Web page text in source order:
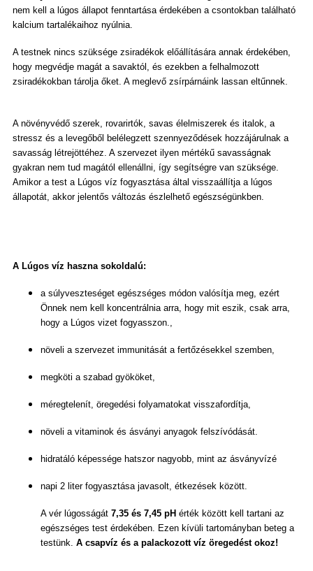
nem kell a lúgos állapot fenntartása érdekében a csontokban található
kalcium tartalékaihoz nyúlnia.
A testnek nincs szüksége zsiradékok előállítására annak érdekében,
hogy megvédje magát a savaktól, és ezekben a felhalmozott
zsiradékokban tárolja őket. A meglevő zsírpárnáink lassan eltűnnek.
A növényvédő szerek, rovarirtók, savas élelmiszerek és italok, a
stressz és a levegőből belélegzett szennyeződések hozzájárulnak a
savasság létrejöttéhez. A szervezet ilyen mértékű savasságnak
gyakran nem tud magától ellenállni, így segítségre van szüksége.
Amikor a test a Lúgos víz fogyasztása által visszaállítja a lúgos
állapotát, akkor jelentős változás észlelhető egészségünkben.
A Lúgos víz haszna sokoldalú:
a súlyveszteséget egészséges módon valósítja meg, ezért
Önnek nem kell koncentrálnia arra, hogy mit eszik, csak arra,
hogy a Lúgos vizet fogyasszon.,
növeli a szervezet immunitását a fertőzésekkel szemben,
megköti a szabad gyököket,
méregtelenít, öregedési folyamatokat visszafordítja,
növeli a vitaminok és ásványi anyagok felszívódását.
hidratáló képessége hatszor nagyobb, mint az ásványvízé
napi 2 liter fogyasztása javasolt, étkezések között.
A vér lúgosságát 7,35 és 7,45 pH érték között kell tartani az
egészséges test érdekében. Ezen kívüli tartományban beteg a
testünk. A csapvíz és a palackozott víz öregedést okoz!